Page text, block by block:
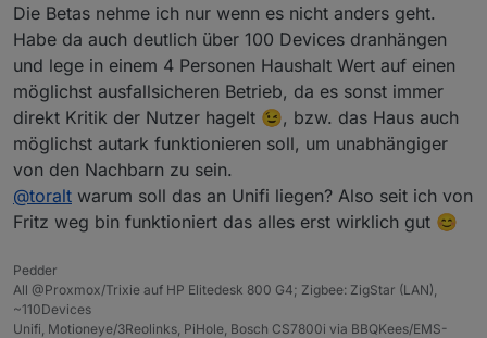
Die Betas nehme ich nur wenn es nicht anders geht.
Habe da auch deutlich über 100 Devices dranhängen
und lege in einem 4 Personen Haushalt Wert auf einen
möglichst ausfallsicheren Betrieb, da es sonst immer
direkt Kritik der Nutzer hagelt 😉, bzw. das Haus auch
möglichst autark funktionieren soll, um unabhängiger
von den Nachbarn zu sein.
@toralt warum soll das an Unifi liegen? Also seit ich von
Fritz weg bin funktioniert das alles erst wirklich gut 😊
Pedder
All @Proxmox/Trixie auf HP Elitedesk 800 G4; Zigbee: ZigStar (LAN),
~110Devices
Unifi, Motioneye/3Reolinks, PiHole, Bosch CS7800i via BBQKees/EMS-